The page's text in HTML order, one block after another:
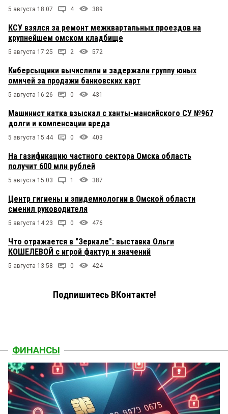
5 августа 18:07 4 389
КСУ взялся за ремонт межквартальных проездов на
крупнейшем омском кладбище
5 августа 17:25 2 572
Киберсыщики вычислили и задержали группу юных
омичей за продажи банковских карт
5 августа 16:26 0 431
Машинист катка взыскал с ханты-мансийского СУ №967
долги и компенсации вреда
5 августа 15:44 0 403
На газификацию частного сектора Омска область
получит 600 млн рублей
5 августа 15:03 1 387
Центр гигиены и эпидемиологии в Омской области
сменил руководителя
5 августа 14:23 0 476
Что отражается в "Зеркале": выставка Ольги
КОШЕЛЕВОЙ с игрой фактур и значений
5 августа 13:58 0 424
Подпишитесь ВКонтакте!
ФИНАНСЫ